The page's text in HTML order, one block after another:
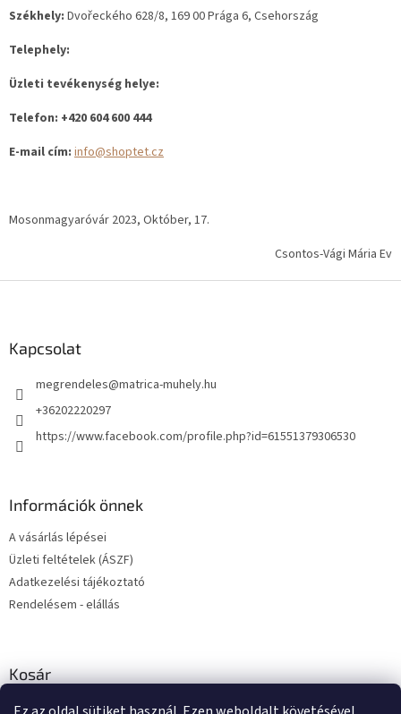
Székhely: Dvořeckého 628/8, 169 00 Prága 6, Csehország
Telephely:
Üzleti tevékenység helye:
Telefon: +420 604 600 444
E-mail cím: info@shoptet.cz
Mosonmagyaróvár 2023, Október, 17.
Csontos-Vági Mária Ev
Kapcsolat
megrendeles@matrica-muhely.hu
+36202220297
https://www.facebook.com/profile.php?id=61551379306530
Információk önnek
A vásárlás lépései
Üzleti feltételek (ÁSZF)
Adatkezelési tájékoztató
Rendelésem - elállás
Kosár